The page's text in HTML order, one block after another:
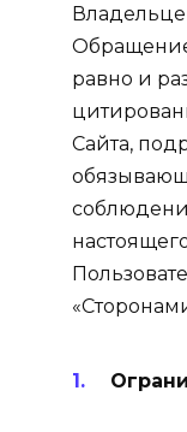
равно и
Сайта,